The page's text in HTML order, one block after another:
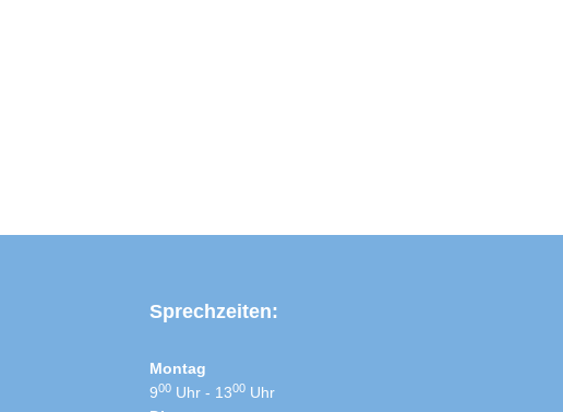
Sprechzeiten:
Montag
900 Uhr - 1300 Uhr